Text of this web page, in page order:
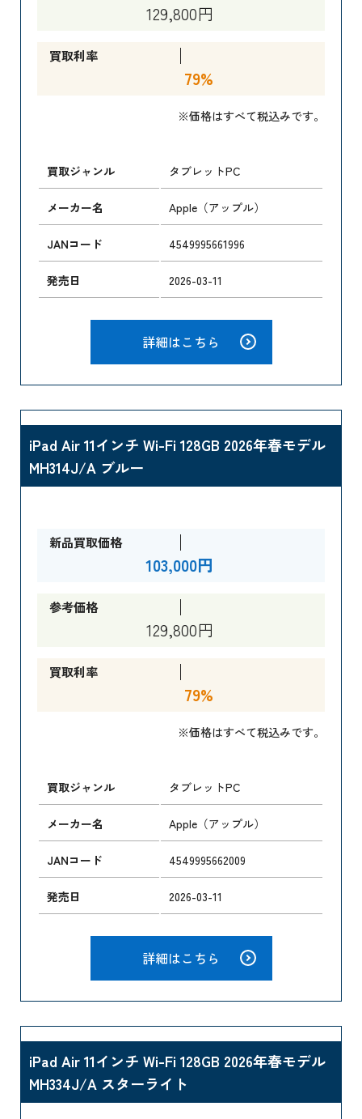
129,800円
買取利率
79%
※価格はすべて税込みです。
買取ジャンル タブレットPC
メーカー名 Apple（アップル）
JANコード 4549995661996
発売日 2026-03-11
詳細はこちら
iPad Air 11インチ Wi-Fi 128GB 2026年春モデル
MH314J/A ブルー
新品買取価格
103,000円
参考価格
129,800円
買取利率
79%
※価格はすべて税込みです。
買取ジャンル タブレットPC
メーカー名 Apple（アップル）
JANコード 4549995662009
発売日 2026-03-11
詳細はこちら
iPad Air 11インチ Wi-Fi 128GB 2026年春モデル
MH334J/A スターライト